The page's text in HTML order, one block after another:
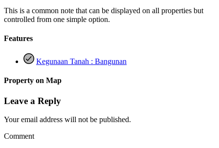
This is a common note that can be displayed on all properties but
controlled from one simple option.
Features
Kegunaan Tanah : Bangunan
Property on Map
Leave a Reply
Your email address will not be published.
Comment